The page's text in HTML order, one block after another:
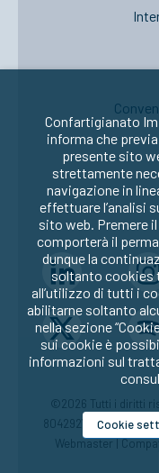
©2026 Tutti i diritti
80429270582 |
Webmaster|
Confartigianato
informa che
presente sito
strettamente
navigazione in
effettuare l’analisi
sito web. Premere
comporterà il
dunque la
soltanto cookies
all’utilizzo di tutti i
abilitarne soltanto
nella sezione
sui cookie è
informazioni sul
Cookie